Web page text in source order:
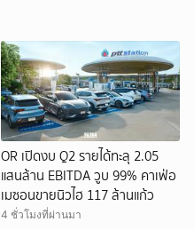
OR เปิดงบ Q2 รายได้ทะลุ 2.05
แสนล้าน EBITDA วูบ 99% คาเฟ่อ
เมซอนขายนิวไฮ 117 ล้านแก้ว
4 ชั่วโมงที่ผ่านมา